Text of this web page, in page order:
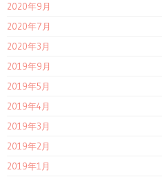
2020年9月
2020年7月
2020年3月
2019年9月
2019年5月
2019年4月
2019年3月
2019年2月
2019年1月